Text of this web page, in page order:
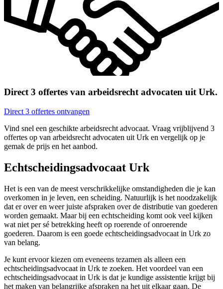
Direct 3 offertes van arbeidsrecht advocaten uit Urk.
Direct 3 offertes ontvangen
Vind snel een geschikte arbeidsrecht advocaat. Vraag vrijblijvend 3
offertes op van arbeidsrecht advocaten uit Urk en vergelijk op je
gemak de prijs en het aanbod.
Echtscheidingsadvocaat Urk
Het is een van de meest verschrikkelijke omstandigheden die je kan
overkomen in je leven, een scheiding. Natuurlijk is het noodzakelijk
dat er over en weer juiste afspraken over de distributie van goederen
worden gemaakt. Maar bij een echtscheiding komt ook veel kijken
wat niet per sé betrekking heeft op roerende of onroerende
goederen. Daarom is een goede echtscheidingsadvocaat in Urk zo
van belang.
Je kunt ervoor kiezen om eveneens tezamen als alleen een
echtscheidingsadvocaat in Urk te zoeken. Het voordeel van een
echtscheidingsadvocaat in Urk is dat je kundige assistentie krijgt bij
het maken van belangrijke afspraken na het uit elkaar gaan. De